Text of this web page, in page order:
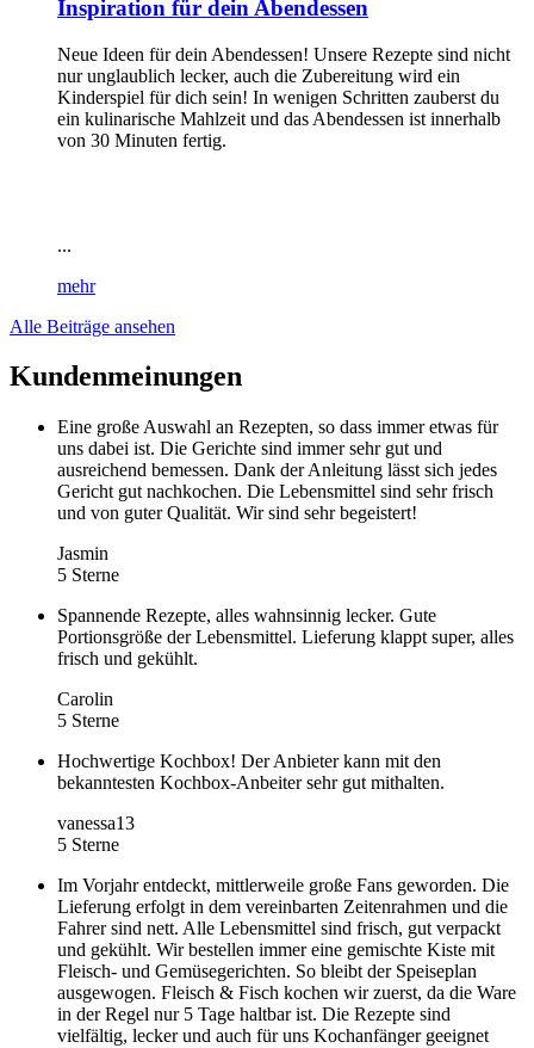
Inspiration für dein Abendessen
Neue Ideen für dein Abendessen! Unsere Rezepte sind nicht
nur unglaublich lecker, auch die Zubereitung wird ein
Kinderspiel für dich sein! In wenigen Schritten zauberst du
ein kulinarische Mahlzeit und das Abendessen ist innerhalb
von 30 Minuten fertig.
...
mehr
Alle Beiträge ansehen
Kundenmeinungen
Eine große Auswahl an Rezepten, so dass immer etwas für
uns dabei ist. Die Gerichte sind immer sehr gut und
ausreichend bemessen. Dank der Anleitung lässt sich jedes
Gericht gut nachkochen. Die Lebensmittel sind sehr frisch
und von guter Qualität. Wir sind sehr begeistert!
Jasmin
5 Sterne
Spannende Rezepte, alles wahnsinnig lecker. Gute
Portionsgröße der Lebensmittel. Lieferung klappt super, alles
frisch und gekühlt.
Carolin
5 Sterne
Hochwertige Kochbox! Der Anbieter kann mit den
bekanntesten Kochbox-Anbeiter sehr gut mithalten.
vanessa13
5 Sterne
Im Vorjahr entdeckt, mittlerweile große Fans geworden. Die
Lieferung erfolgt in dem vereinbarten Zeitenrahmen und die
Fahrer sind nett. Alle Lebensmittel sind frisch, gut verpackt
und gekühlt. Wir bestellen immer eine gemischte Kiste mit
Fleisch- und Gemüsegerichten. So bleibt der Speiseplan
ausgewogen. Fleisch & Fisch kochen wir zuerst, da die Ware
in der Regel nur 5 Tage haltbar ist. Die Rezepte sind
vielfältig, lecker und auch für uns Kochanfänger geeignet